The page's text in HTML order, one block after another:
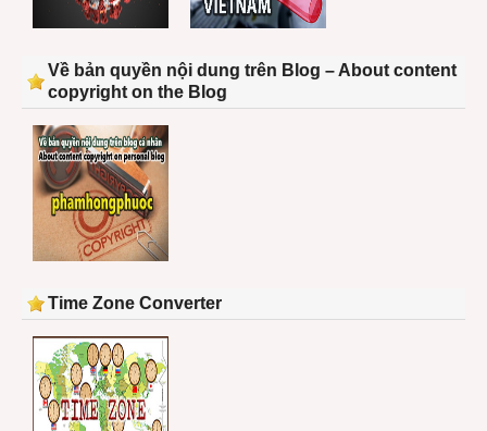
Về bản quyền nội dung trên Blog – About content
copyright on the Blog
Time Zone Converter